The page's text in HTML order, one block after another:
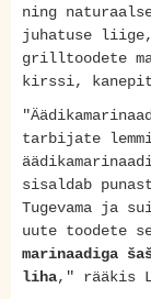
ning
juhatuse
grilltoodete
kirssi,
tarbijate
sisaldab
Tugevama ja
uute toodete
marinaadiga
liha," rääkis